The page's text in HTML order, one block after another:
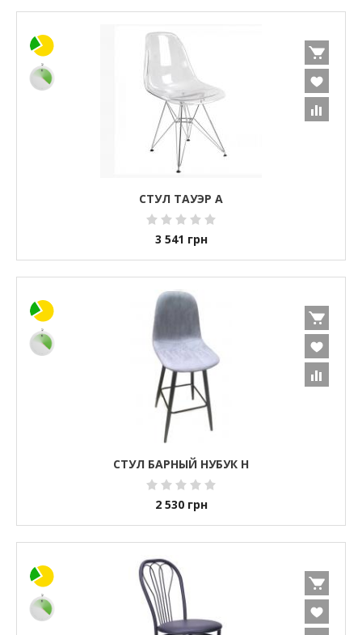
СТУЛ ТАУЭР А
3 541 грн
СТУЛ БАРНЫЙ НУБУК Н
2 530 грн